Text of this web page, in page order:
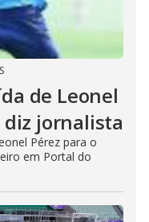
de Leonel
diz jornalista
Pérez para o
em Portal do